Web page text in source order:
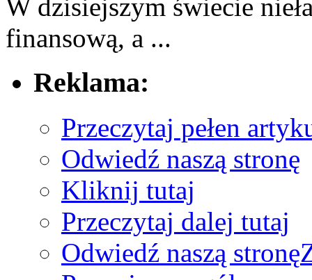
W dzisiejszym świecie
finansową, a ...
Reklama:
Przeczytaj pełen
Odwiedź naszą stronę
Kliknij tutaj
Przeczytaj dalej tutaj
Odwiedź naszą stronę